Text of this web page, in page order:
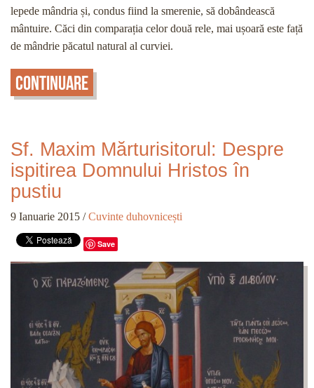
lepede mândria și, condus fiind la smerenie, să dobândească
mântuire. Căci din comparația celor două rele, mai ușoară este față
de mândrie păcatul natural al curviei.
Continuare
Sf. Maxim Mărturisitorul: Despre
ispitirea Domnului Hristos în
pustiu
9 Ianuarie 2015 /Cuvinte duhovnicești
Save